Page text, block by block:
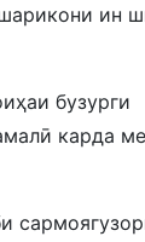
ин
бузурги
карда